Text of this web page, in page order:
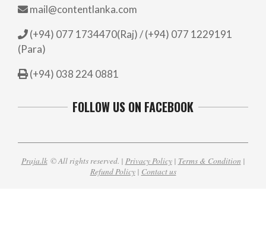
mail@contentlanka.com
(+94) 077 1734470(Raj) / (+94) 077 1229191
(Para)
(+94) 038 224 0881
FOLLOW US ON FACEBOOK
Praja.lk© All rights reserved. | Privacy Policy| Terms & Condition |
Refund Policy| Contact us